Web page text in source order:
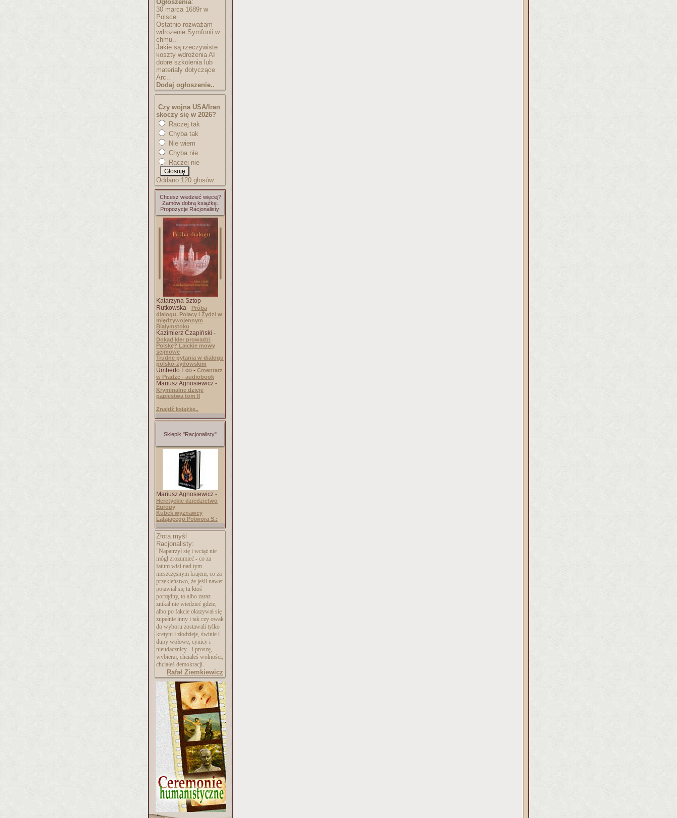
Ogłoszenia:
30 marca 1689r w
Polsce
Ostatnio rozważam
wdrożenie Symfonii w
chmu..
Jakie są rzeczywiste
koszty wdrożenia AI
dobre szkolenia lub
materiały dotyczące
Arc..
Dodaj ogłoszenie..
Czy wojna USA/Iran
skoczy się w 2026?
Raczej tak
Chyba tak
Nie wiem
Chyba nie
Raczej nie
Oddano 120 głosów.
Chcesz wiedzieć więcej?
Zamów dobrą książkę.
Propozycje Racjonalisty:
Katarzyna Sztop-
Rutkowska - Próba
dialogu. Polacy i Żydzi w
międzywojennym
Białymstoku
Kazimierz Czapiński -
Dokąd kler prowadzi
Polskę? Laickie mowy
sejmowe
Trudne pytania w dialogu
polsko-żydowskim
Umberto Eco - Cmentarz
w Pradze - audiobook
Mariusz Agnosiewicz -
Kryminalne dzieje
papiestwa tom II
Znajdź książkę..
Sklepik "Racjonalisty"
Mariusz Agnosiewicz -
Heretyckie dziedzictwo
Europy
Kubek wyznawcy
Latającego Potwora S.:
Złota myśl
Racjonalisty:
"Napatrzył się i wciąż nie
mógł zrozumieć - co za
fatum wisi nad tym
nieszczęsnym krajem, co za
przekleństwo, że jeśli nawet
pojawiał się tu ktoś
porządny, to albo zaraz
znikał nie wiedzieć gdzie,
albo po fakcie okazywał się
zupełnie inny i tak czy owak
do wyboru zostawali tylko
kretyni i złodzieje, świnie i
dupy wołowe, cynicy i
nieudacznicy - i proszę,
wybieraj, chciałeś wolności,
chciałeś demokracji..
Rafał Ziemkiewicz